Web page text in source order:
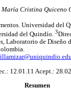
María Cristina Quiceno
Universidad del
del Quindío. 3
Laboratorio de Diseño
12.01.11 Acept.:
Resumen